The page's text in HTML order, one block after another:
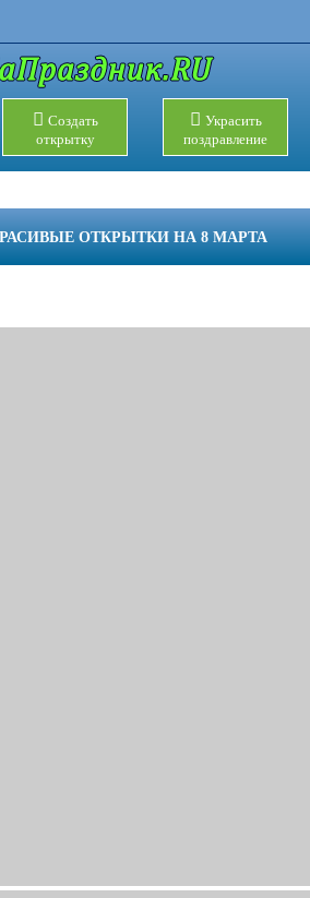
Создать
открытку
Украсить
поздравление
ОТКРЫТКИ НА 8 МАРТА